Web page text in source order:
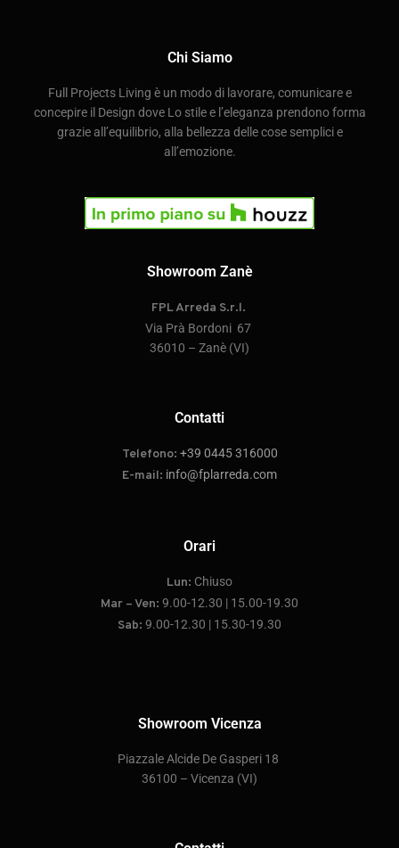
Chi Siamo
Full Projects Living è un modo di lavorare, comunicare e
concepire il Design dove Lo stile e l’eleganza prendono forma
grazie all’equilibrio, alla bellezza delle cose semplici e
all’emozione.
Showroom Zanè
FPL Arreda S.r.l.
Via Prà Bordoni 67
36010 – Zanè (VI)
Contatti
Telefono: +39 0445 316000
E-mail: info@fplarreda.com
Orari
Lun: Chiuso
Mar – Ven: 9.00-12.30 | 15.00-19.30
Sab: 9.00-12.30 | 15.30-19.30
Showroom Vicenza
Piazzale Alcide De Gasperi 18
36100 – Vicenza (VI)